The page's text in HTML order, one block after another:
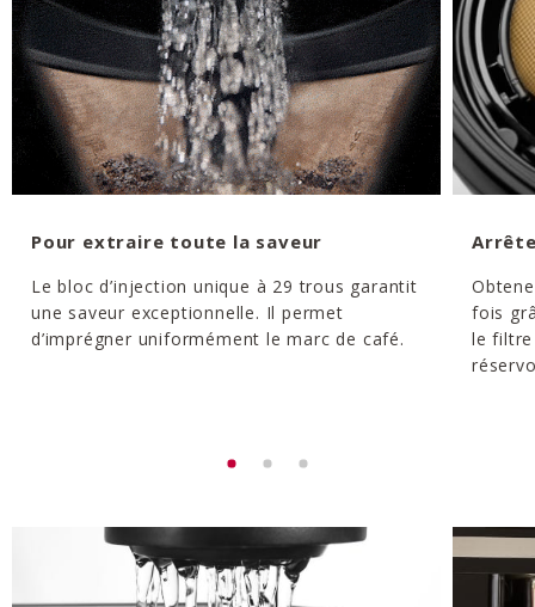
Pour extraire toute la saveur
Le bloc d’injection unique à 29 trous garantit
une saveur exceptionnelle. Il permet
d’imprégner uniformément le marc de café.
fois
le